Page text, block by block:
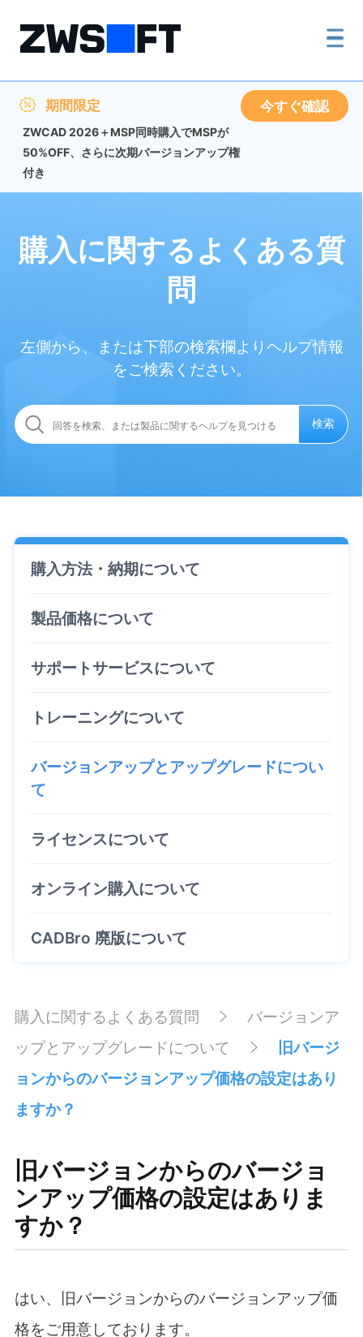
期間限定
ZWCAD 2026＋MSP同時購入でMSPが
50%OFF、さらに次期バージョンアップ権
付き
今すぐ確認
購入に関するよくある質
問
左側から、または下部の検索欄よりヘルプ情報
をご検索ください。
検索
購入方法・納期について
製品価格について
サポートサービスについて
トレーニングについて
バージョンアップとアップグレードについ
て
ライセンスについて
オンライン購入について
CADBro 廃版について
購入に関するよくある質問
バージョンア
ップとアップグレードについて
旧バージ
ョンからのバージョンアップ価格の設定はあり
ますか？
旧バージョンからのバージョ
ンアップ価格の設定はありま
すか？
はい、旧バージョンからのバージョンアップ価
格をご用意しております。